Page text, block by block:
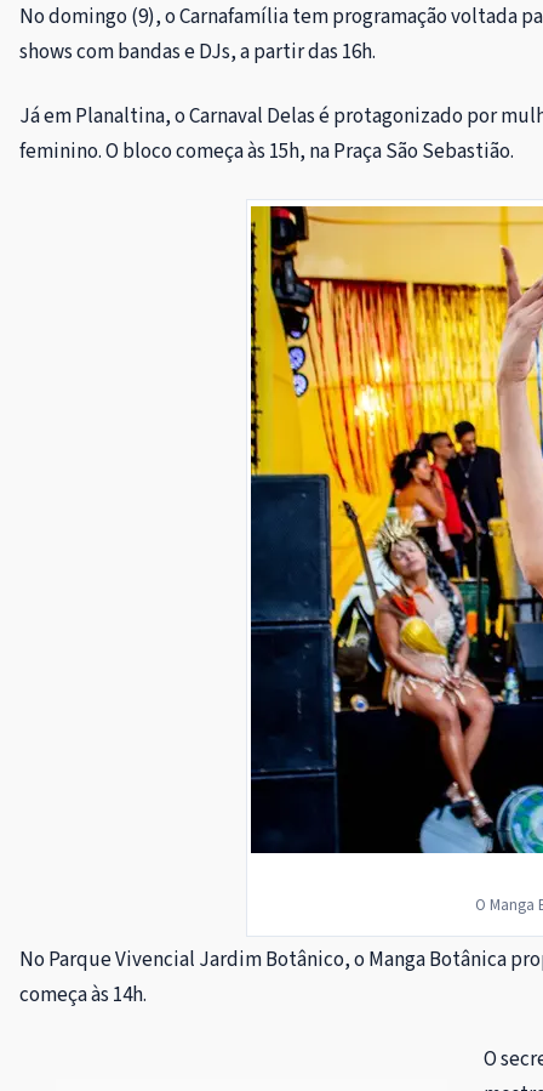
No domingo (9), o Carnafamília tem programação voltada
shows com bandas e DJs, a partir das 16h.
Já em Planaltina, o Carnaval Delas é protagonizado por
feminino. O bloco começa às 15h, na Praça São Sebastião.
O Manga
No Parque Vivencial Jardim Botânico, o Manga Botânica
começa às 14h.
O